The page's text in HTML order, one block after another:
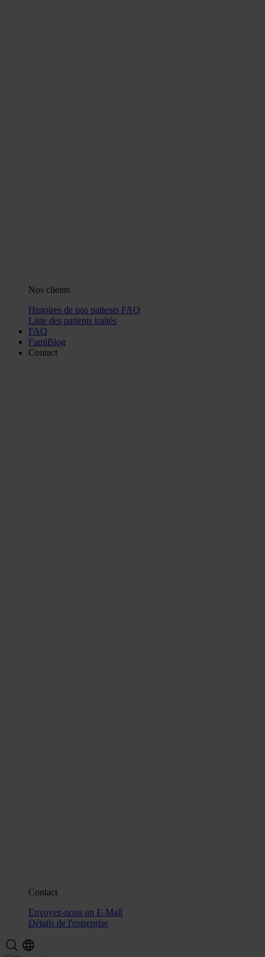
Nos clients
Histoires de nos patients FAQ
Liste des patients traités
FAQ
FamiBlog
Contact
Contact
Envoyez-nous un E-Mail
Détails de l'entreprise